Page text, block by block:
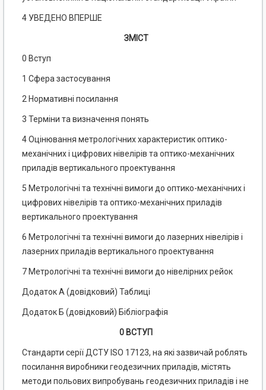
4 УВЕДЕНО ВПЕРШЕ
ЗМІСТ
0 Вступ
1 Сфера застосування
2 Нормативні посилання
3 Терміни та визначення понять
4 Оцінювання метрологічних характеристик оптико-
механічних і цифрових нівелірів та оптико-механічних
приладів вертикального проектування
5 Метрологічні та технічні вимоги до оптико-механічних і
цифрових нівелірів та оптико-механічних приладів
вертикального проектування
6 Метрологічні та технічні вимоги до лазерних нівелірів і
лазерних приладів вертикального проектування
7 Метрологічні та технічні вимоги до нівелірних рейок
Додаток А (довідковий) Таблиці
Додаток Б (довідковий) Бібліографія
0 ВСТУП
Стандарти серії ДСТУ ISO 17123, на які зазвичай роблять
посилання виробники геодезичних приладів, містять
методи польових випробувань геодезичних приладів і не